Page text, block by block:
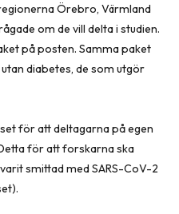
Örebro, Värmland
om de vill delta i studien.
på posten. Samma paket
diabetes, de som utgör
för att deltagarna på egen
för att forskarna ska
smittad med SARS-CoV-2